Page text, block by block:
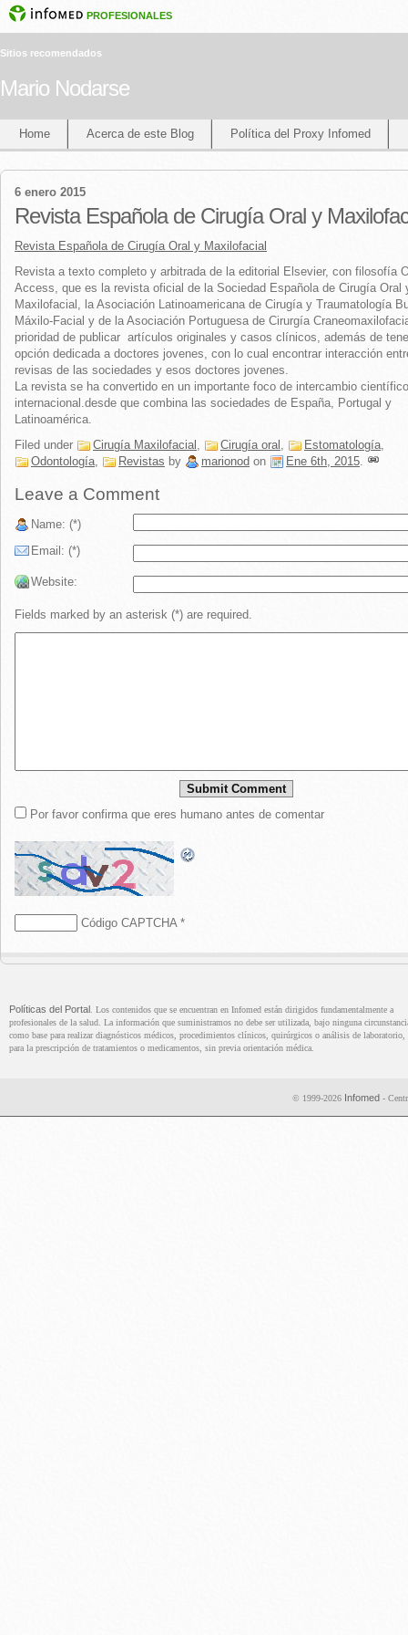
PROFESIONALES
Sitios recomendados
Mario Nodarse
Home Acerca de este Blog Política del Proxy Infomed
6 enero 2015
Revista Española de Cirugía Oral y
Revista Española de Cirugía Oral y Maxilofacial
Revista a texto completo y arbitrada de la editorial Elsevier, con filosofía
Access, que es la revista oficial de la Sociedad Española de Cirugía Oral
Maxilofacial, la Asociación Latinoamericana de Cirugía y Traumatología
Máxilo-Facial y de la Asociación Portuguesa de Cirurgía
prioridad de publicar artículos originales y casos clínicos, además de
opción dedicada a doctores jovenes, con lo cual encontrar interacción
revisas de las sociedades y esos doctores jovenes.
La revista se ha convertido en un importante foco de intercambio
internacional.desde que combina las sociedades de España, Portugal y
Latinoamérica.
Filed under
Cirugía Maxilofacial , Cirugía oral , Estomatología,
Odontología, Revistas by marionod on Ene 6th, 2015.
Leave a Comment
Name: (*)
Email: (*)
Website:
Fields marked by an asterisk (*) are required.
Por favor confirma que eres humano antes de comentar
Código CAPTCHA*
Políticas del Portal . Los contenidos que se encuentran en Infomed están dirigidos fundamentalmente a
profesionales de la salud. La información que suministramos no debe ser utilizada, bajo ninguna
como base para realizar diagnósticos médicos, procedimientos clínicos, quirúrgicos o análisis de laboratorio,
para la prescripción de tratamientos o medicamentos, sin previa orientación médica.
© 1999-2026 Infomed -